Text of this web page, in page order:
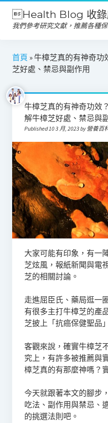
Health Blog 收錄
我們參考研究文獻，推薦各種
營養保健
產品推薦
美容保養
首頁 »牛樟芝真的有神奇功
芝好處、禁忌與副作用
牛樟芝真的有神奇功效
解牛樟芝好處、禁忌與
Published 10 3 月, 2023 by 營養百
大家可能有印象，有一
芝炫風，報紙新聞與電
芝的相關討論。
走進屈臣氏、藥局逛一
有很多主打牛樟芝的產
芝披上「抗癌保健聖品
客觀來說，確實牛樟芝
究上，有許多被推薦與
樟芝真的有那麼神嗎？
今天就跟著本文的腳步
吃法、副作用與禁忌、
的挑選法則吧。